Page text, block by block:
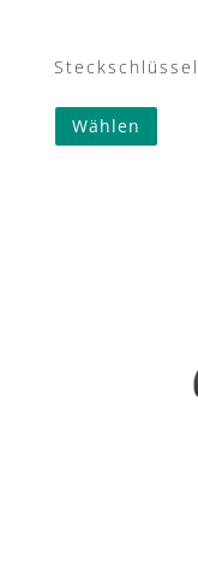
Steckschlüssel
Wählen